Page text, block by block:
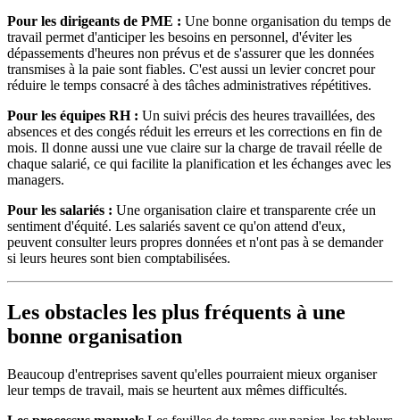
Pour les dirigeants de PME : Une bonne organisation du temps de
travail permet d'anticiper les besoins en personnel, d'éviter les
dépassements d'heures non prévus et de s'assurer que les données
transmises à la paie sont fiables. C'est aussi un levier concret pour
réduire le temps consacré à des tâches administratives répétitives.
Pour les équipes RH : Un suivi précis des heures travaillées, des
absences et des congés réduit les erreurs et les corrections en fin de
mois. Il donne aussi une vue claire sur la charge de travail réelle de
chaque salarié, ce qui facilite la planification et les échanges avec les
managers.
Pour les salariés : Une organisation claire et transparente crée un
sentiment d'équité. Les salariés savent ce qu'on attend d'eux,
peuvent consulter leurs propres données et n'ont pas à se demander
si leurs heures sont bien comptabilisées.
Les obstacles les plus fréquents à une
bonne organisation
Beaucoup d'entreprises savent qu'elles pourraient mieux organiser
leur temps de travail, mais se heurtent aux mêmes difficultés.